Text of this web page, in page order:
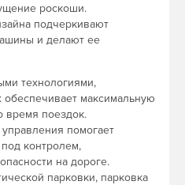
роскоши.
подчеркивают
и делают ее
технологиями,
обеспечивает максимальную
время поездок.
помогает
контролем,
на дороге.
парковки, парковка